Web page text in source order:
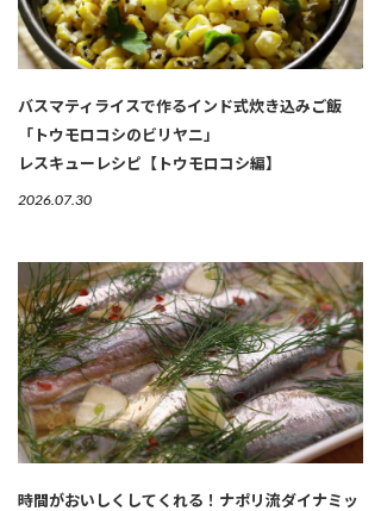
バスマティライスで作るインド式炊き込みご飯
「トウモロコシのビリヤニ」
レスキューレシピ【トウモロコシ編】
2026.07.30
時間がおいしくしてくれる！ナポリ流ダイナミッ